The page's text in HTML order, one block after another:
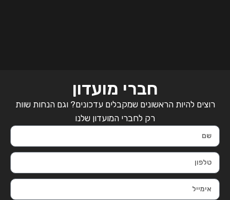
חברי מועדון
רוצים להיות הראשונים שמקבלים עדכונים? וגם הנחות שוות
רק לחברי המועדון שלנו